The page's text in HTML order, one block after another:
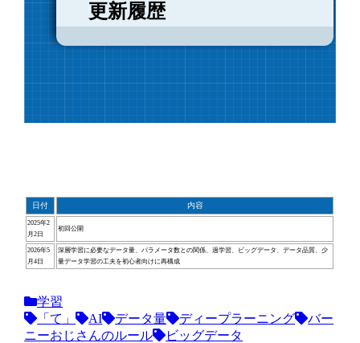
更新履歴
日付 内容
2025年2
月2日
初回公開
2026年5
月4日
深層学習に必要なデータ量、パラメータ数との関係、過学習、ビッグデータ、データ品質、少
量データ学習の工夫を初心者向けに再構成
学習
「て」
AI データ量 ディープラーニング
バー
ニーおじさんのルール
ビッグデータ